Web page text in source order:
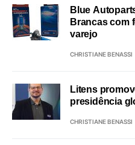
Blue
Brancas com
varejo
CHRISTIANE BENASSI
Litens
presidência
CHRISTIANE BENASSI